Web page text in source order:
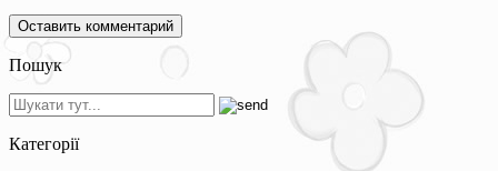
Пошук
Категорії